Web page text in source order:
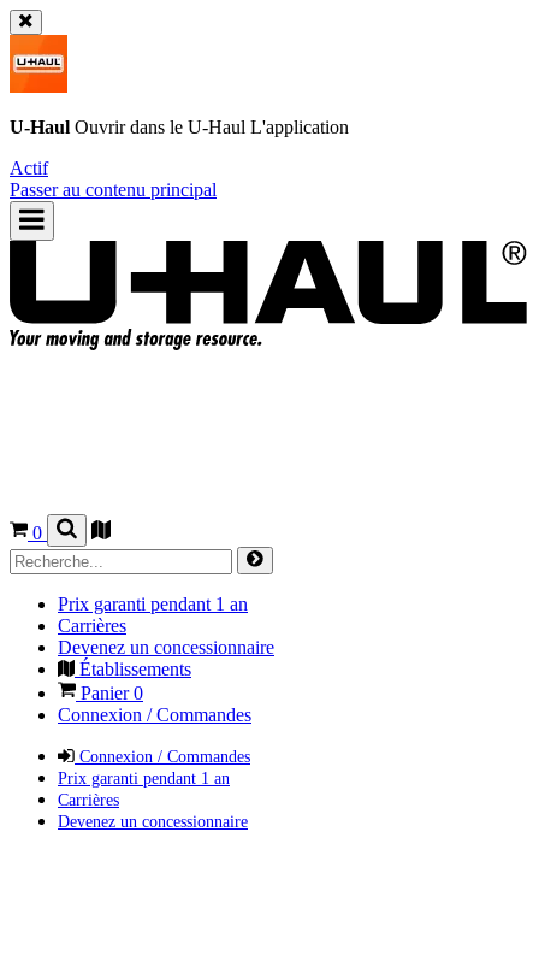
U-Haul Ouvrir dans le U-Haul L'application
Actif
Passer au contenu principal
0
Prix garanti pendant 1 an
Carrières
Devenez un concessionnaire
Établissements
Panier0
Connexion / Commandes
Connexion / Commandes
Prix garanti pendant 1 an
Carrières
Devenez un concessionnaire